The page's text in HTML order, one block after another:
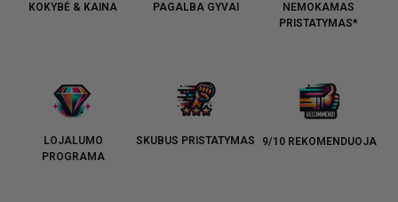
KOKYBĖ & KAINA PAGALBA GYVAI
NEMOKAMAS
PRISTATYMAS*
LOJALUMO
PROGRAMA
SKUBUS PRISTATYMAS 9/10 REKOMENDUOJA